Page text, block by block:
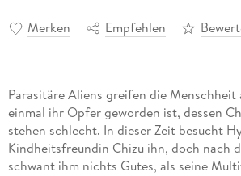
Merken Empfehlen
Parasitäre Aliens greifen die Menschheit
einmal ihr Opfer geworden ist, dessen
stehen schlecht. In dieser Zeit besucht
Kindheitsfreundin Chizu ihn, doch nach
schwant ihm nichts Gutes, als seine